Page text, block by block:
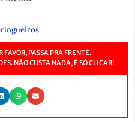
PASSA PRA FRENTE.
NÃO CUSTA NADA, É SÓ CLICAR!